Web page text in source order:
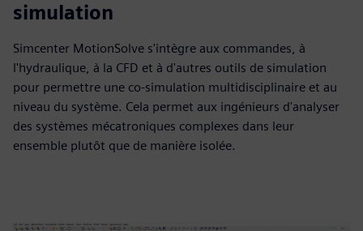
simulation
Simcenter MotionSolve s'intègre aux commandes, à
l'hydraulique, à la CFD et à d'autres outils de simulation
pour permettre une co-simulation multidisciplinaire et au
niveau du système. Cela permet aux ingénieurs d'analyser
des systèmes mécatroniques complexes dans leur
ensemble plutôt que de manière isolée.